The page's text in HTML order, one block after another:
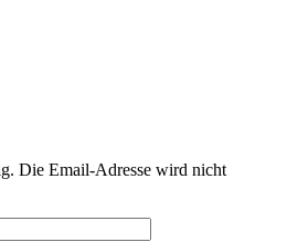
Die Email-Adresse wird nicht